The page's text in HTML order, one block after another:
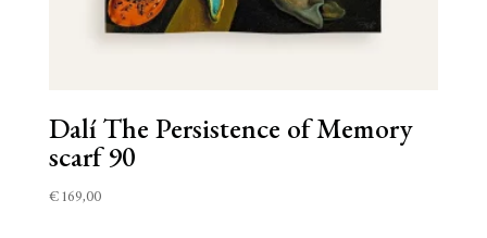
Dalí The Persistence of Memory
scarf 90
€169,00